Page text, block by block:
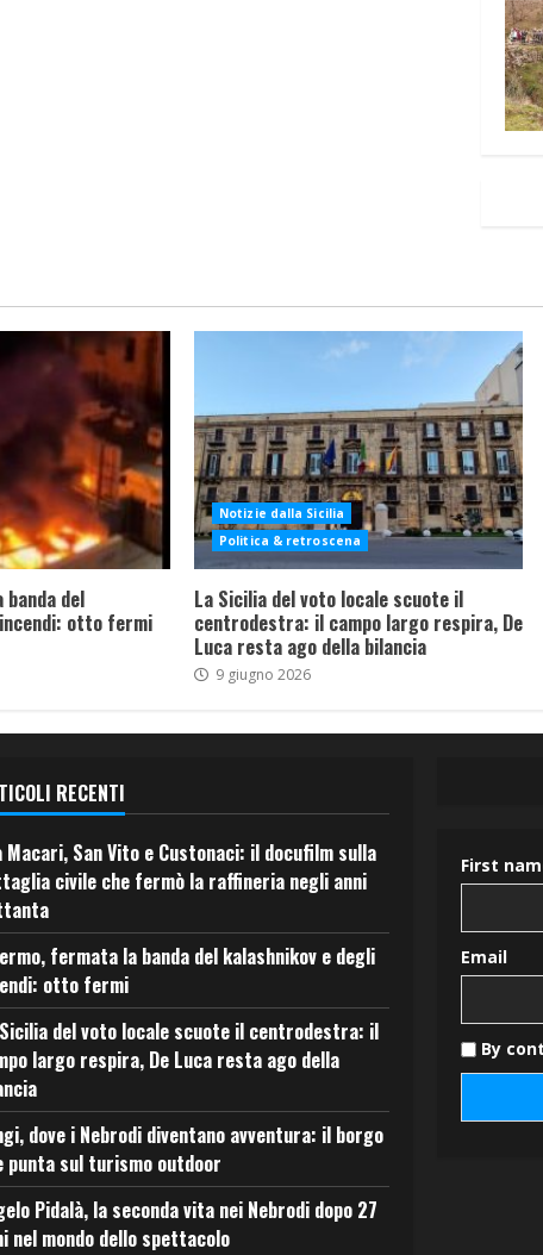
del
otto fermi
Notizie dalla Sicilia
Politica & retroscena
La Sicilia del voto locale scuote il
centrodestra: il campo largo respira, De
Luca resta ago della bilancia
9 giugno 2026
RECENTI
Macari, San Vito e Custonaci: il docufilm sulla
civile che fermò la raffineria negli anni
fermata la banda del kalashnikov e degli
otto fermi
del voto locale scuote il centrodestra: il
largo respira, De Luca resta ago della
dove i Nebrodi diventano avventura: il borgo
punta sul turismo outdoor
Pidalà, la seconda vita nei Nebrodi dopo 27
nel mondo dello spettacolo
First
Email
By